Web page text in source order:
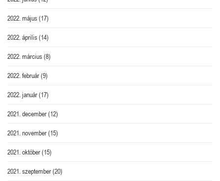
2022. május(17)
2022. április(14)
2022. március(8)
2022. február(9)
2022. január(17)
2021. december(12)
2021. november(15)
2021. október(15)
2021. szeptember(20)